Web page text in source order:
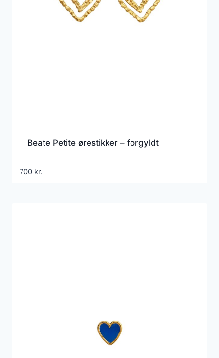
Beate Petite ørestikker – forgyldt
700 kr.